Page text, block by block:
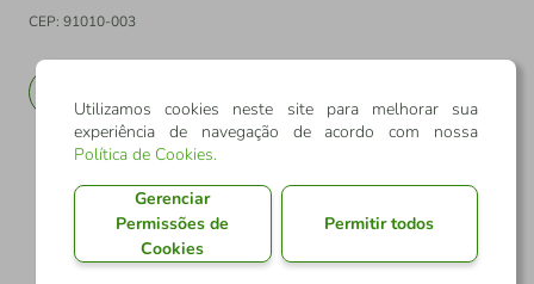
CEP: 91010-003
Utilizamos cookies neste site para melhorar sua
experiência de navegação de acordo com nossa
Política de Cookies.
Gerenciar
Permissões de
Cookies
Permitir todos